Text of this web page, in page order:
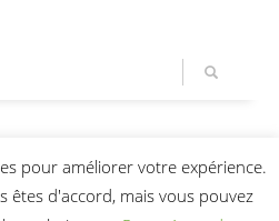
pour améliorer votre expérience.
êtes d'accord, mais vous pouvez